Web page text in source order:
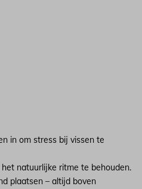
in om stress bij vissen te
natuurlijke ritme te behouden.
plaatsen – altijd boven